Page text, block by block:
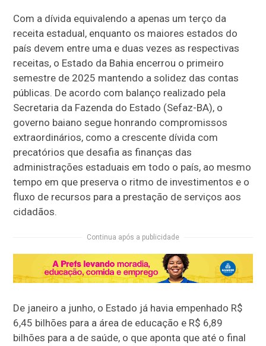
Com a dívida equivalendo a apenas um terço da
receita estadual, enquanto os maiores estados do
país devem entre uma e duas vezes as respectivas
receitas, o Estado da Bahia encerrou o primeiro
semestre de 2025 mantendo a solidez das contas
públicas. De acordo com balanço realizado pela
Secretaria da Fazenda do Estado (Sefaz-BA), o
governo baiano segue honrando compromissos
extraordinários, como a crescente dívida com
precatórios que desafia as finanças das
administrações estaduais em todo o país, ao mesmo
tempo em que preserva o ritmo de investimentos e o
fluxo de recursos para a prestação de serviços aos
cidadãos.
Continua após a publicidade
De janeiro a junho, o Estado já havia empenhado R$
6,45 bilhões para a área de educação e R$ 6,89
bilhões para a de saúde, o que aponta que até o final